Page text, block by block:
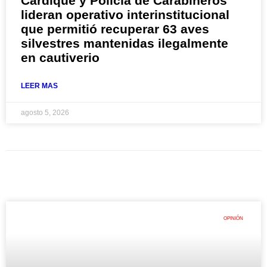
lideran operativo interinstitucional
que permitió recuperar 63 aves
silvestres mantenidas ilegalmente
en cautiverio
LEER MAS
agosto 5, 2026
OPINIÓN